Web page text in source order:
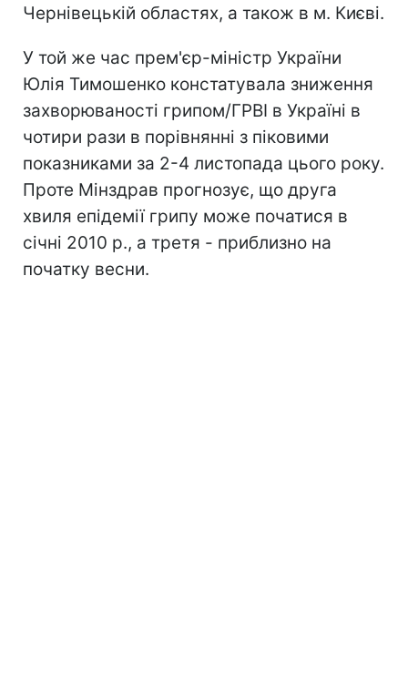
Чернівецькій областях, а також в м. Києві.
У той же час прем'єр-міністр України
Юлія Тимошенко констатувала зниження
захворюваності грипом/ГРВІ в Україні в
чотири рази в порівнянні з піковими
показниками за 2-4 листопада цього року.
Проте Мінздрав прогнозує, що друга
хвиля епідемії грипу може початися в
січні 2010 р., а третя - приблизно на
початку весни.